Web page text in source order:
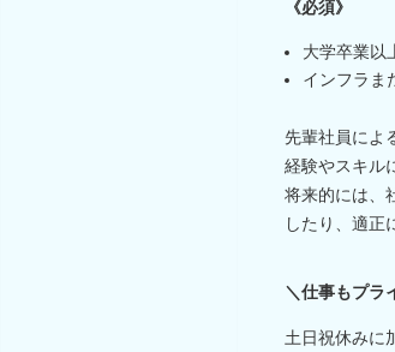
《必須》
大学卒業以
インフラま
先輩社員によ
経験やスキル
将来的には、
したり、適
＼仕事もプラ
土日祝休みに